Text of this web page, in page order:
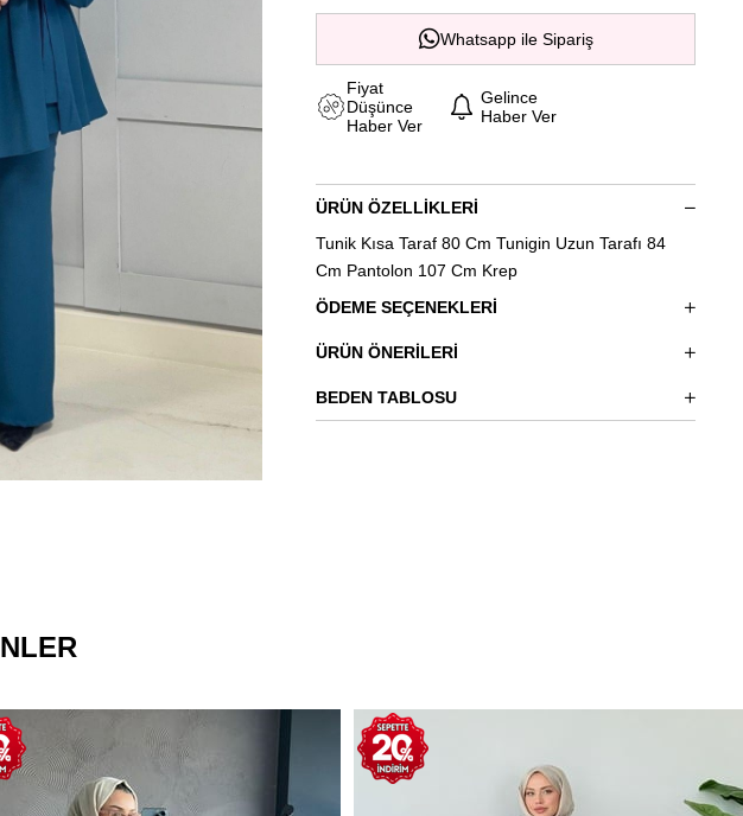
Whatsapp ile Sipariş
Fiyat
Düşünce
Haber Ver
Gelince
Haber Ver
ÜRÜN ÖZELLIKLERI
Tunik Kısa Taraf 80 Cm Tunigin Uzun Tarafı 84
Cm Pantolon 107 Cm Krep
ÖDEME SEÇENEKLERI
ÜRÜN ÖNERILERI
BEDEN TABLOSU